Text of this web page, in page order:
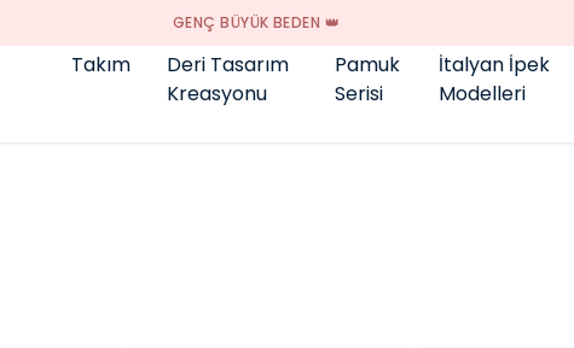
GENÇ BÜYÜK BEDEN 👑
Takım
Deri Tasarım
Kreasyonu
Pamuk
Serisi
İtalyan İpek
Modelleri